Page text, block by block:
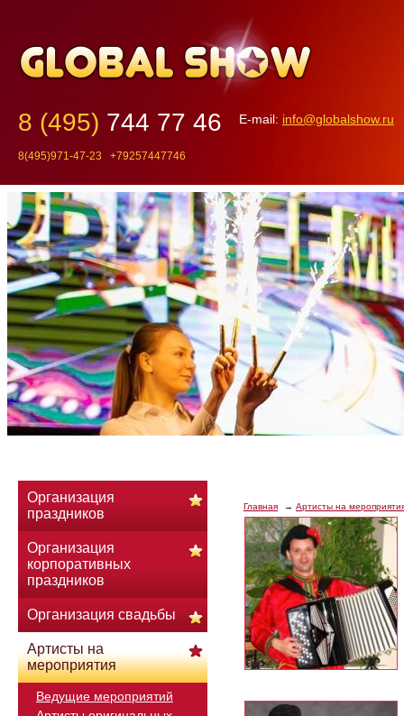
8 (495) 744 77 46
8(495)971-47-23 +79257447746
E-mail: info@globalshow.ru
Главная Артисты на
Организация
праздников
Организация
корпоративных
праздников
Организация свадьбы
Артисты на
мероприятия
Ведущие мероприятий